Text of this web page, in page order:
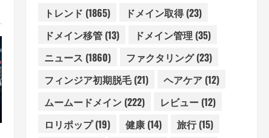
トレンド (1865) ドメイン取得(23)
ドメイン移管(13) ドメイン管理 (35)
ニュース (1860) ファクタリング(23)
フィンジア初期脱毛(21) ヘアケア(12)
ムームードメイン(222) レビュー(12)
ロリポップ(19) 健康(14) 旅行(15)